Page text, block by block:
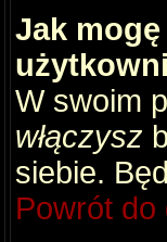
Jak
W swoim
włączysz
siebie.
Powrót do